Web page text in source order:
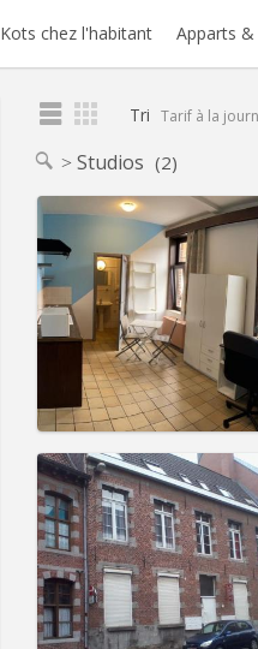
Kots chez l'habitant Apparts
Tri Tarif à la
Studios (2)
Infos Pratiques
Loyer:380 €
Charges:20 €
Durée:12 mois
Domiciliation: Acceptée
Loyer:495 €
Charges:50 €
Durée:12 mois, 5-6
Domiciliation:Sous